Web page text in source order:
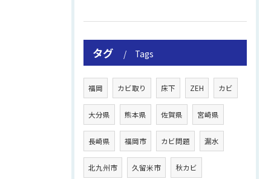
タグ Tags
福岡 カビ取り 床下 ZEH カビ
大分県 熊本県 佐賀県 宮崎県
長崎県 福岡市 カビ問題 漏水
北九州市 久留米市 秋カビ